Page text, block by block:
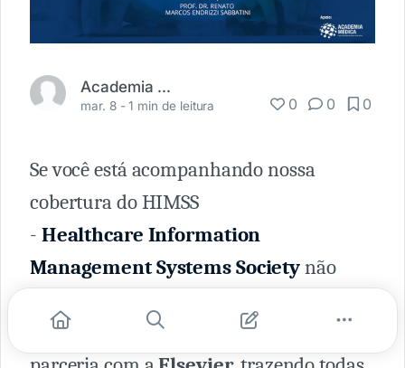
Academia Médica
mar. 8 -1 min de leitura 0 0 0
Se você está acompanhando nossa
cobertura do HIMSS
- Healthcare Information
Management Systems Societynão
pelo Professor Renato Sabbatini